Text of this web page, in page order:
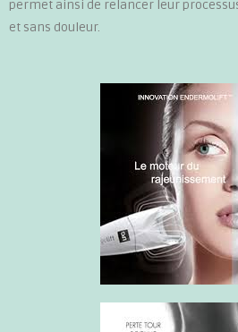
permet ainsi de relancer leur
et sans douleur.